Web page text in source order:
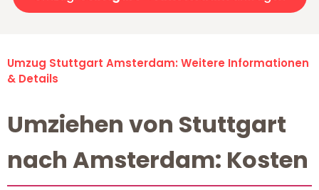
Umzug Stuttgart Amsterdam: Weitere Informationen
& Details
Umziehen von Stuttgart
nach Amsterdam: Kosten